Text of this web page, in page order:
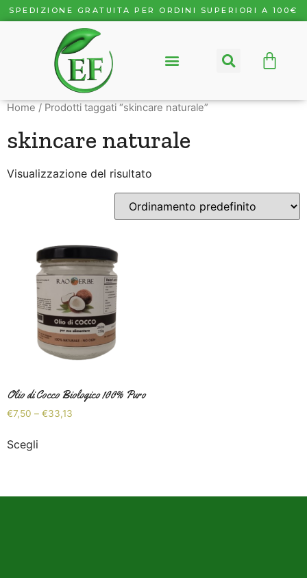
SPEDIZIONE GRATUITA PER ORDINI SUPERIORI A 100€
Home / Prodotti taggati “skincare naturale”
skincare naturale
Visualizzazione del risultato
Olio di Cocco Biologico 100% Puro
€7,50 – €33,13
Scegli